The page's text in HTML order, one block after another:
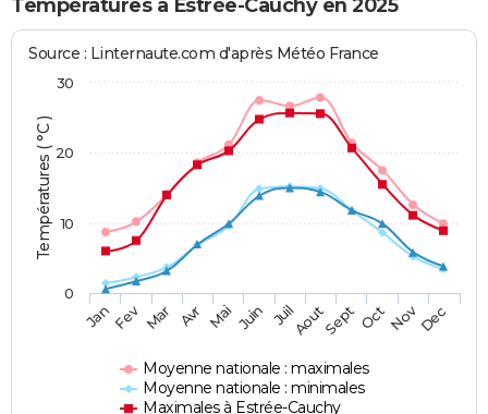
Températures à Estrée-Cauchy en 2025
Températures ( °C )
Source : Linternaute.com d'après Météo France
Moyenne nationale : maximales
Moyenne nationale : minimales
Maximales à Estrée-Cauchy
JanFev Mar Avr Mai Juin JuilAoutSept OctNovDec
0
10
20
30